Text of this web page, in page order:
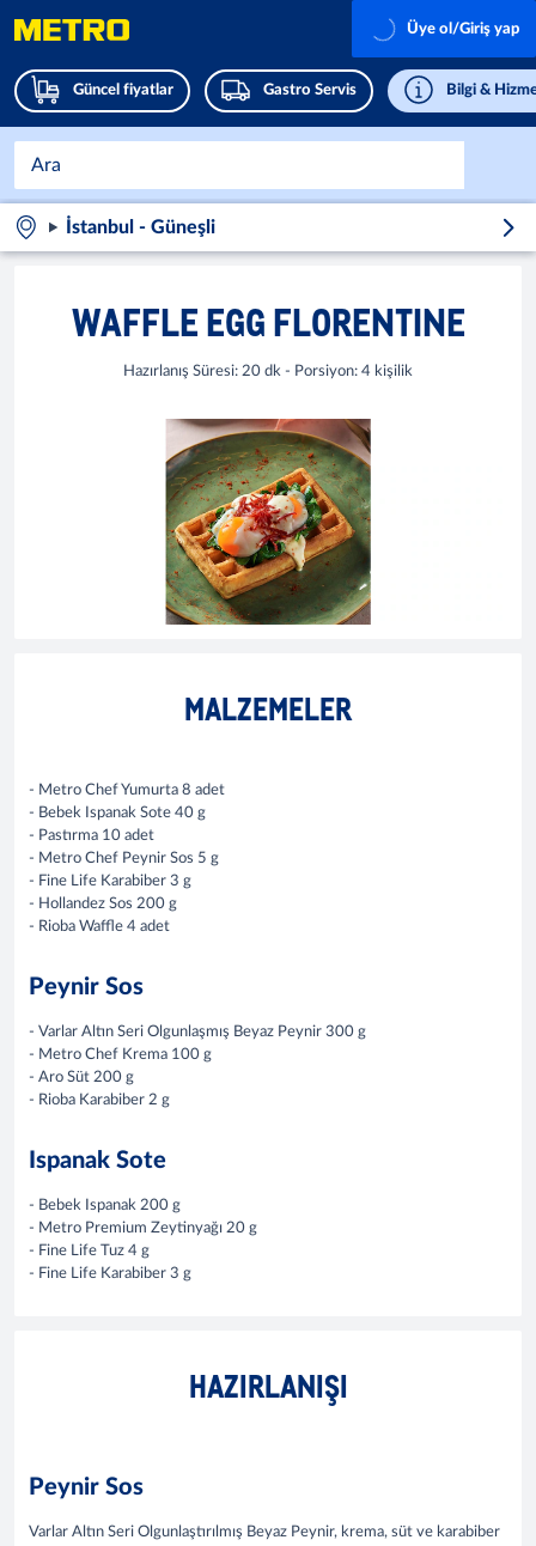
Güncel fiyatlar Gastro Servis Bilgi &
Üye ol/Giriş yap
İstanbul - Güneşli
WAFFLE EGG FLORENTINE
Hazırlanış Süresi: 20 dk - Porsiyon: 4 kişilik
MALZEMELER
- Metro Chef Yumurta 8 adet
- Bebek Ispanak Sote 40 g
- Pastırma 10 adet
- Metro Chef Peynir Sos 5 g
- Fine Life Karabiber 3 g
- Hollandez Sos 200 g
- Rioba Waffle 4 adet​
Peynir Sos
- Varlar Altın Seri Olgunlaşmış Beyaz Peynir 300 g
- Metro Chef Krema 100 g
- Aro Süt 200 g
- Rioba Karabiber 2 g​
Ispanak Sote
- Bebek Ispanak 200 g
- Metro Premium Zeytinyağı 20 g
- Fine Life Tuz 4 g
- Fine Life Karabiber 3 g​
HAZIRLANIŞI
Peynir Sos
Varlar Altın Seri Olgunlaştırılmış Beyaz Peynir, krema, süt ve karabiber